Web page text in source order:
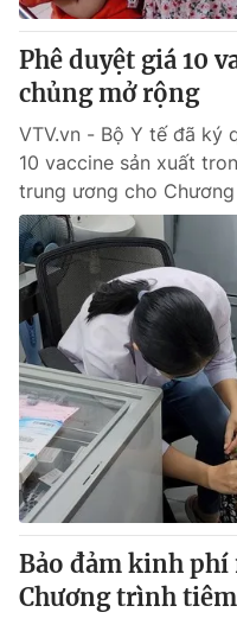
Phê duyệt giá 10
chủng mở rộng
VTV.vn - Bộ Y tế đã ký
10 vaccine sản xuất
trung ương cho
Bảo đảm kinh phí
Chương trình